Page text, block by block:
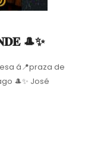
🎩✨
á📍praza de
🎩✨ José